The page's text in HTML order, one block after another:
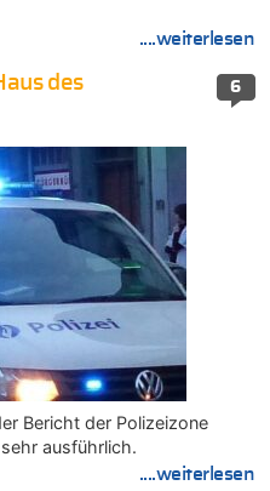
....weiterlesen
6
des
Bericht der Polizeizone
ausführlich.
....weiterlesen